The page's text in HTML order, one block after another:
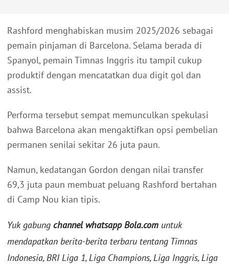
Rashford menghabiskan musim 2025/2026 sebagai
pemain pinjaman di Barcelona. Selama berada di
Spanyol, pemain Timnas Inggris itu tampil cukup
produktif dengan mencatatkan dua digit gol dan
assist.
Performa tersebut sempat memunculkan spekulasi
bahwa Barcelona akan mengaktifkan opsi pembelian
permanen senilai sekitar 26 juta paun.
Namun, kedatangan Gordon dengan nilai transfer
69,3 juta paun membuat peluang Rashford bertahan
di Camp Nou kian tipis.
Yuk gabung channel whatsapp Bola.com untuk
mendapatkan berita-berita terbaru tentang Timnas
Indonesia, BRI Liga 1, Liga Champions, Liga Inggris, Liga